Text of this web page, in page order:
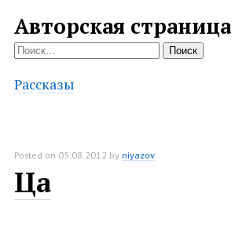
Авторская
Найти:
Рассказы
Posted on 05.08.2012 byniyazov
Ца